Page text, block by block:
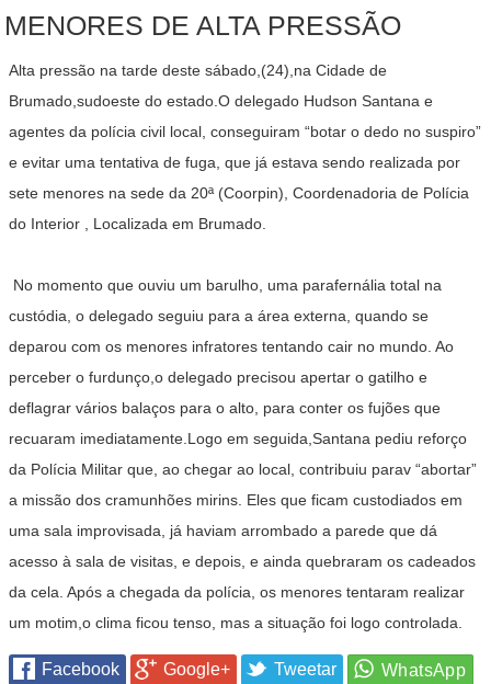
MENORES DE ALTA PRESSÃO
Alta pressão na tarde deste sábado,(24),na Cidade de
Brumado,sudoeste do estado.O delegado Hudson Santana e
agentes da polícia civil local, conseguiram “botar o dedo no suspiro”
e evitar uma tentativa de fuga, que já estava sendo realizada por
sete menores na sede da 20ª (Coorpin), Coordenadoria de Polícia
do Interior , Localizada em Brumado.
No momento que ouviu um barulho, uma parafernália total na
custódia, o delegado seguiu para a área externa, quando se
deparou com os menores infratores tentando cair no mundo. Ao
perceber o furdunço,o delegado precisou apertar o gatilho e
deflagrar vários balaços para o alto, para conter os fujões que
recuaram imediatamente.Logo em seguida,Santana pediu reforço
da Polícia Militar que, ao chegar ao local, contribuiu parav “abortar”
a missão dos cramunhões mirins. Eles que ficam custodiados em
uma sala improvisada, já haviam arrombado a parede que dá
acesso à sala de visitas, e depois, e ainda quebraram os cadeados
da cela. Após a chegada da polícia, os menores tentaram realizar
um motim,o clima ficou tenso, mas a situação foi logo controlada.
Facebook Google+ Tweetar